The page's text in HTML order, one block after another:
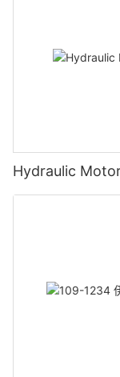
Hydraulic